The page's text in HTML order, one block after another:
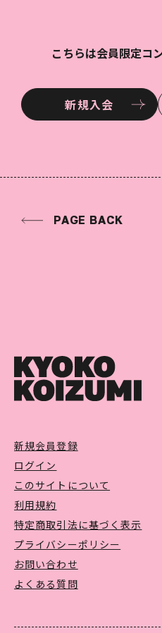
こちらは会員限定コ
新規入会
PAGE BACK
新規会員登録
ログイン
このサイトについて
利用規約
特定商取引法に基づく表示
プライバシーポリシー
お問い合わせ
よくある質問